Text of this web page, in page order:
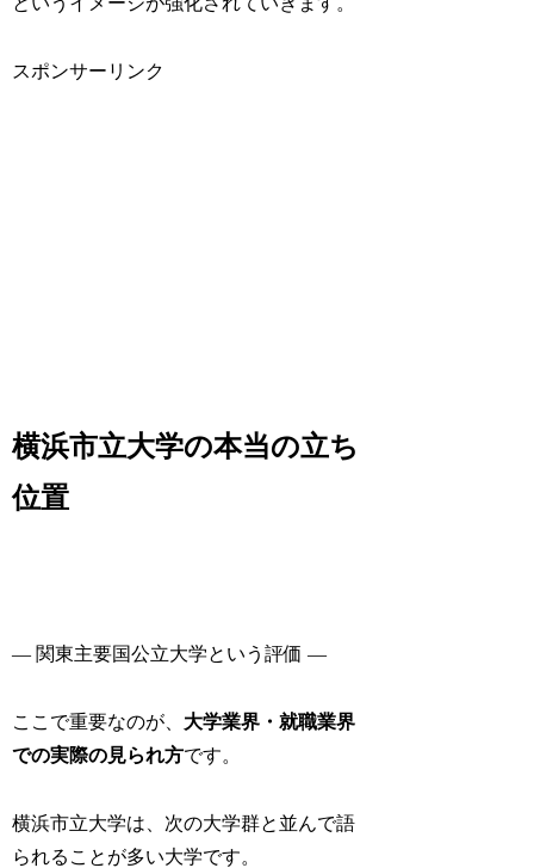
スポンサーリンク
横浜市立大学の本当の立ち
位置
― 関東主要国公立大学という評価 ―
ここで重要なのが、 大学業界・就職業界
での実際の見られ方です。
横浜市立大学は、次の大学群と並んで語
られることが多い大学です。